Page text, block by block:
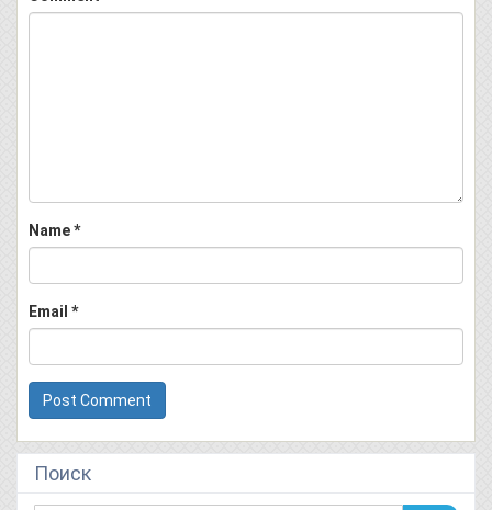
Name*
Email *
Поиск